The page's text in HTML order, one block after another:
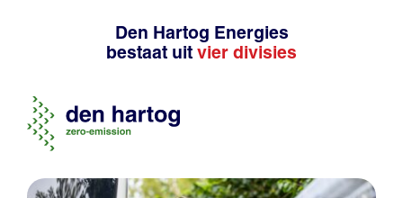
Den Hartog Energies
bestaat uit vier divisies